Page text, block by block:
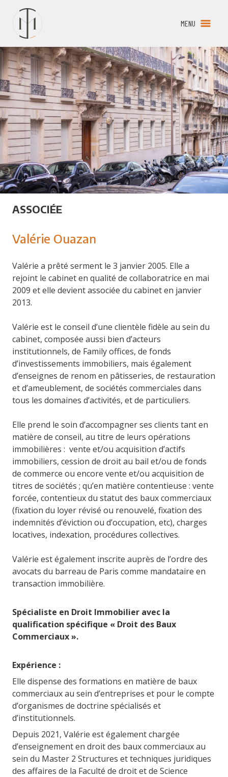
contenu
MENU OPEN
ASSOCIÉE
Valérie Ouazan
Valérie a prêté serment le 3 janvier 2005. Elle a
rejoint le cabinet en qualité de collaboratrice en mai
2009 et elle devient associée du cabinet en janvier
2013.
Valérie est le conseil d’une clientèle fidèle au sein du
cabinet, composée aussi bien d’acteurs
institutionnels, de Family offices, de fonds
d’investissements immobiliers, mais également
d’enseignes de renom en pâtisseries, de restauration
et d’ameublement, de sociétés commerciales dans
tous les domaines d’activités, et de particuliers.
Elle prend le soin d’accompagner ses clients tant en
matière de conseil, au titre de leurs opérations
immobilières : vente et/ou acquisition d’actifs
immobiliers, cession de droit au bail et/ou de fonds
de commerce ou encore vente et/ou acquisition de
titres de sociétés ; qu’en matière contentieuse : vente
forcée, contentieux du statut des baux commerciaux
(fixation du loyer révisé ou renouvelé, fixation des
indemnités d’éviction ou d’occupation, etc), charges
locatives, indexation, procédures collectives.
Valérie est également inscrite auprès de l’ordre des
avocats du barreau de Paris comme mandataire en
transaction immobilière.
Spécialiste en Droit Immobilier avec la
qualification spécifique « Droit des Baux
Commerciaux ».
Expérience :
Elle dispense des formations en matière de baux
commerciaux au sein d’entreprises et pour le compte
d’organismes de doctrine spécialisés et
d’institutionnels.
Depuis 2021, Valérie est également chargée
d’enseignement en droit des baux commerciaux au
sein du Master 2 Structures et techniques juridiques
des affaires de la Faculté de droit et de Science